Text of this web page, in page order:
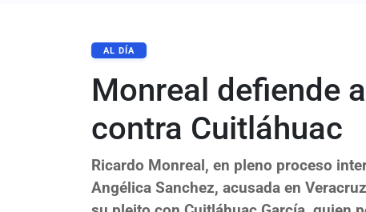
AL DÍA
Monreal defiende
contra Cuitláhuac
Ricardo Monreal, en pleno proceso
Angélica Sanchez, acusada en